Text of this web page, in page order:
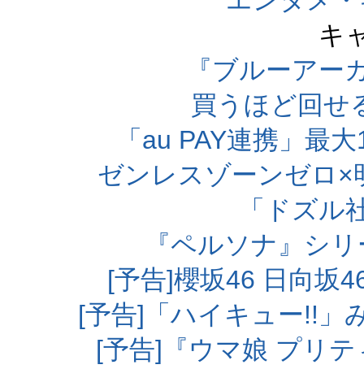
キ
『ブルーアー
買うほど回せ
「au PAY連携」最
ゼンレスゾーンゼロ
「ドズル
『ペルソナ』シ
[予告]櫻坂46 日向坂
[予告]「ハイキュー!!」
[予告]『ウマ娘 プリ